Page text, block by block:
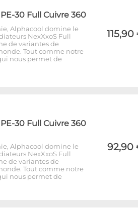
30 Full Cuivre 360
Alphacool domine le
NexXxoS Full
de variantes de
Tout comme notre
nous permet de
30 Full Cuivre 360
Alphacool domine le
NexXxoS Full
de variantes de
Tout comme notre
nous permet de
92,90